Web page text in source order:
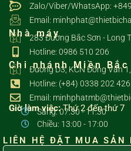
Zalo/Viber/WhatsApp:
Email:
Nhà máy
283 Đường Bắc Sơn - Long
Hotline: 0986 510 206
Chi nhánh Miền Bắc
Đường D3, KCN Đồng Văn
Hotline: (+84) 0338 202 426
Email:
Giờ làm việc:Thứ 2 đến thứ 7
Sáng: 07:30 - 11:30
Chiều: 13:00 - 17:00
LIÊN HỆ ĐẶT MUA SẢN